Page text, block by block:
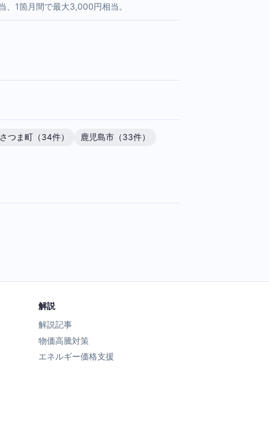
、1箇月間で最大3,000円相当。
さつま町（34件）
鹿児島市（33件）
解説
解説記事
物価高騰対策
エネルギー価格支援